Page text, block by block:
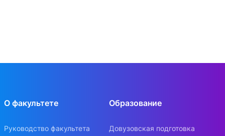
О факультете
Руководство факультета
Образование
Довузовская подготовка